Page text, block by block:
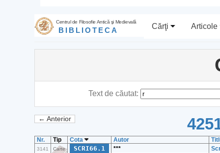
Centrul de Filosofie Antică şi Medievală
BIBLIOTECA Cărţi Articole
Text de căutat:
← Anterior
Nr. Tip Cota Autor
3141 Carte SCRI66.1 ***